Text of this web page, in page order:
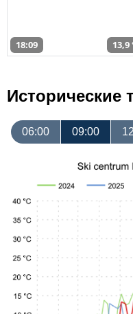
18:09 13,9
Исторические
06:00 09:00